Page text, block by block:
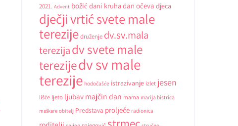
2021. Advent božić dani kruhadan očeva djeca
dječji vrtić svete male
terezijedruženje dv.sv.mala
terezijadv svete male
terezijedv sv male
terezije hodočašće istrazivanje izlet jesen
lišće ljeto ljubav majčin dan mama marija bistrica
maškare obitelj Predstava proljeće radionica